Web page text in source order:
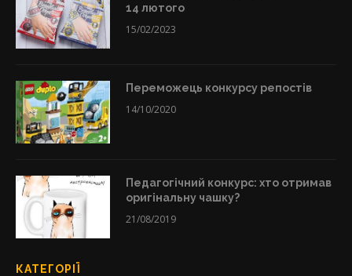
14 лютого
15/02/2023
Переможець конкурсу репостів
14/10/2020
Педагогічний конкурс: хто отримав
оригінальну чашку?
21/08/2019
КАТЕГОРІЇ